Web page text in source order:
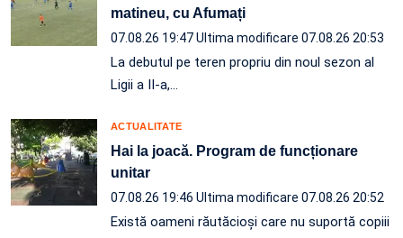
matineu, cu Afumați
07.08.26 19:47Ultima modificare 07.08.26 20:53
La debutul pe teren propriu din noul sezon al
Ligii a II-a,…
ACTUALITATE
Hai la joacă. Program de funcționare
unitar
07.08.26 19:46 Ultima modificare 07.08.26 20:52
Există oameni răutăcioși care nu suportă copiii